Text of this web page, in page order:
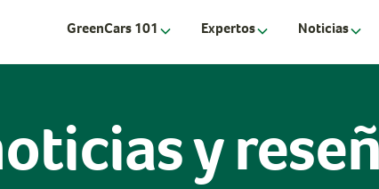
GreenCars 101 Expertos Noticias
y